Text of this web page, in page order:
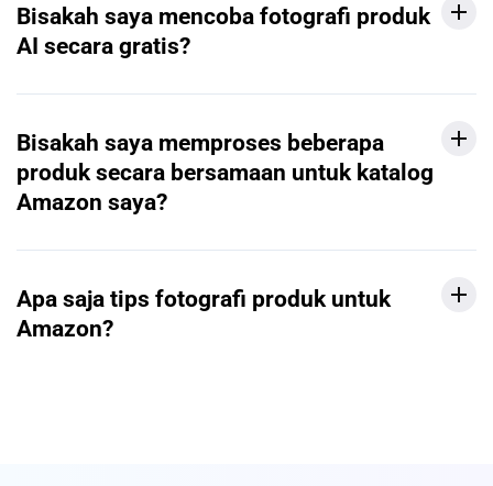
Bisakah saya mencoba fotografi produk
AI secara gratis?
Bisakah saya memproses beberapa
produk secara bersamaan untuk katalog
Amazon saya?
Apa saja tips fotografi produk untuk
Amazon?